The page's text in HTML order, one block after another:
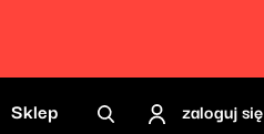
Sklep zaloguj się